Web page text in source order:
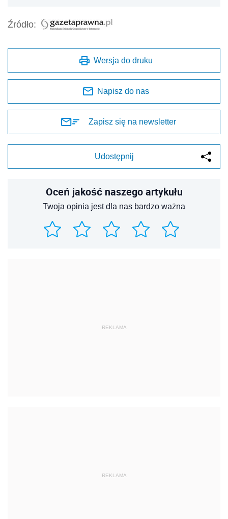
Źródło:
Wersja do druku
Napisz do nas
Zapisz się na newsletter
Udostępnij
Oceń jakość naszego artykułu
Twoja opinia jest dla nas bardzo ważna
REKLAMA
REKLAMA